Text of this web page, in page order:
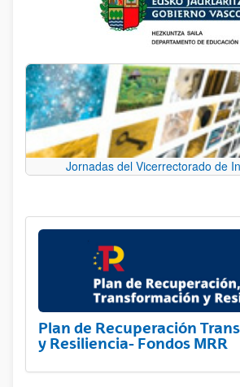
Jornadas del Vicerrectorado de
Plan de Recuperación
y Resiliencia- Fondos MRR